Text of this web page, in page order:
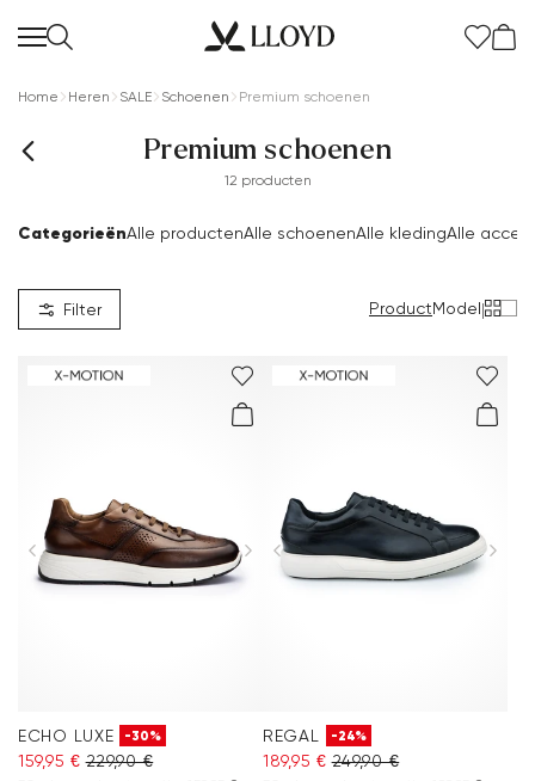
Home Heren SALE Schoenen Premium schoenen
Premium schoenen
12 producten
CategorieënAlle productenAlle schoenenAlle kledingAlle
Filter ProductModel|
ECHO LUXE -30%
159,95 € 229,90 €
REGAL -24%
189,95 € 249,90 €